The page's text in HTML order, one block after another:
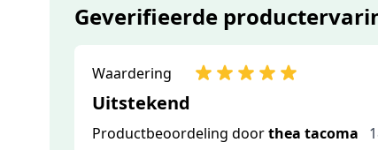
Geverifieerde
Waardering
Uitstekend
Productbeoordeling doorthea tacoma